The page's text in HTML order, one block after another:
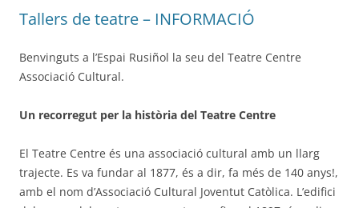
Tallers de teatre – INFORMACIÓ
Benvinguts a l’Espai Rusiñol la seu del Teatre Centre
Associació Cultural.
Un recorregut per la història del Teatre Centre
El Teatre Centre és una associació cultural amb un llarg
trajecte. Es va fundar al 1877, és a dir, fa més de 140 anys!,
amb el nom d’Associació Cultural Joventut Catòlica. L’edifici